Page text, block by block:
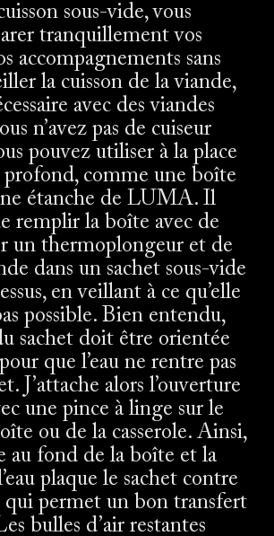
sous-vide, vous
tranquillement vos
accompagnements sans
la cuisson de la viande,
avec des viandes
n’avez pas de cuiseur
pouvez utiliser à la place
comme une boîte
étanche de LUMA. Il
remplir la boîte avec de
un thermoplongeur et de
dans un sachet sous-vide
en veillant à ce qu’elle
possible. Bien entendu,
sachet doit être orientée
que l’eau ne rentre pas
J’attache alors l’ouverture
une pince à linge sur le
ou de la casserole. Ainsi,
au fond de la boîte et la
plaque le sachet contre
qui permet un bon transfert
bulles d’air restantes